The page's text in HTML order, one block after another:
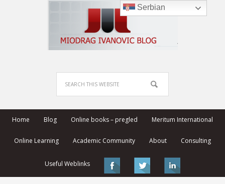
Home Blog Online books – pregled Meritum International
Online Learning Academic Community About Consulting
Useful Weblinks
Serbian